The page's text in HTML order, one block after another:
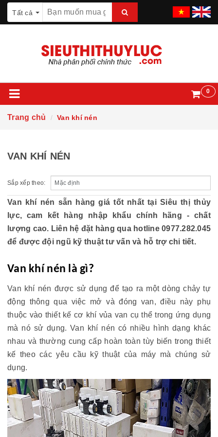
Tất cả
0
Trang chủ Van khí nén
VAN KHÍ NÉN
Sắp xếp theo:
Van khí nén sẵn hàng giá tốt nhất tại Siêu thị thủy
lực, cam kết hàng nhập khẩu chính hãng - chất
lượng cao. Liên hệ đặt hàng qua hotline 0977.282.045
để được đội ngũ kỹ thuật tư vấn và hỗ trợ chi tiết.
Van khí nén là gì?
Van khí nén được sử dụng để tạo ra một dòng chảy tự
động thông qua việc mở và đóng van, điều này phụ
thuộc vào thiết kế cơ khí vủa van cụ thể trong ứng dụng
mà nó sử dụng. Van khí nén có nhiều hình dạng khác
nhau và thường cung cấp hoàn toàn tùy biến trong thiết
kế theo các yêu cầu kỹ thuật của máy mà chúng sử
dụng.